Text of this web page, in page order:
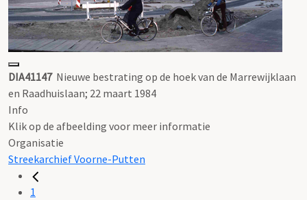
DIA41147 Nieuwe bestrating op de hoek van de Marrewijklaan
en Raadhuislaan; 22 maart 1984
Info
Klik op de afbeelding voor meer informatie
Organisatie
Streekarchief Voorne-Putten
1